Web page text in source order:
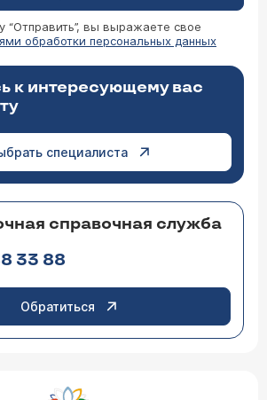
“Отправить”, вы выражаете свое
обработки персональных данных
к интересующему вас
специалиста
справочная служба
33 88
Обратиться